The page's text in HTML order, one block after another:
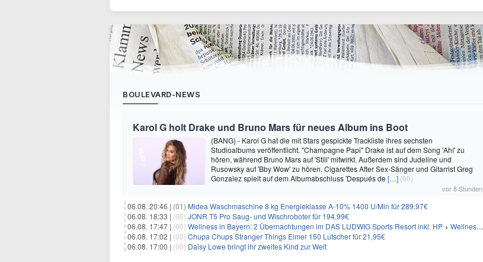
BOULEVARD-NEWS
Karol G holt Drake und Bruno Mars für neues Album ins Boot
(BANG) - Karol G hat die mit Stars gespickte Trackliste ihres sechsten
Studioalbums veröffentlicht. "Champagne Papi" Drake ist auf dem Song 'Ahí' zu
hören, während Bruno Mars auf 'Still' mitwirkt. Außerdem sind Judeline und
Rusowsky auf 'Bby Wow' zu hören. Cigarettes After Sex-Sänger und Gitarrist Greg
Gonzalez spielt auf dem Albumabschluss 'Después de […] (00)
vor 8 Stunden
06.08. 20:46 | (01) Midea Waschmaschine 8 kg Energieklasse A-10% 1400 U/Min für 289,97€
06.08. 18:33 | (00) JONR T5 Pro Saug- und Wischroboter für 194,99€
06.08. 17:47 | (00) Wellness in Bayern: 2 Übernachtungen im DAS LUDWIG Sports Resort inkl. HP + Wellness ab 174€ p.P.
06.08. 17:02 | (00) Chupa Chups Stranger Things Eimer 150 Lutscher für 21,95€
06.08. 17:00 | (00) Daisy Lowe bringt ihr zweites Kind zur Welt